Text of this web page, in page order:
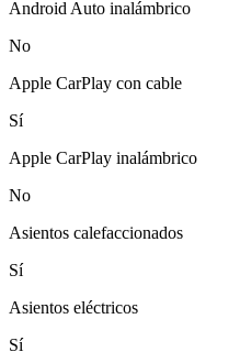
Android Auto inalámbrico
No
Apple CarPlay con cable
Sí
Apple CarPlay inalámbrico
No
Asientos calefaccionados
Sí
Asientos eléctricos
Sí